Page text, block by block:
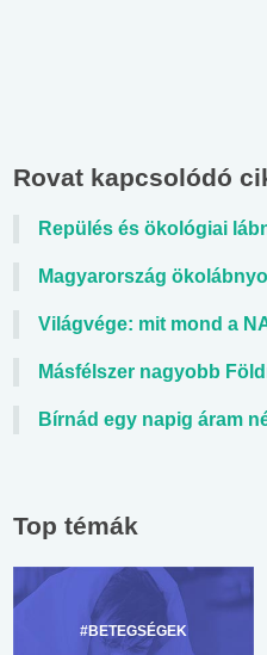
Rovat kapcsolódó
Repülés és ökológiai
Magyarország
Világvége: mit mond a
Másfélszer nagyobb
Bírnád egy napig áram
Top témák
#BETEGSÉGEK